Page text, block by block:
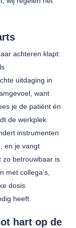
achteren klapt:
uitdaging in
want
je de patiënt én
de werkplek
instrumenten
en je vangt
zo betrouwbaar is
met collega’s,
dosis
heeft.
hart op de